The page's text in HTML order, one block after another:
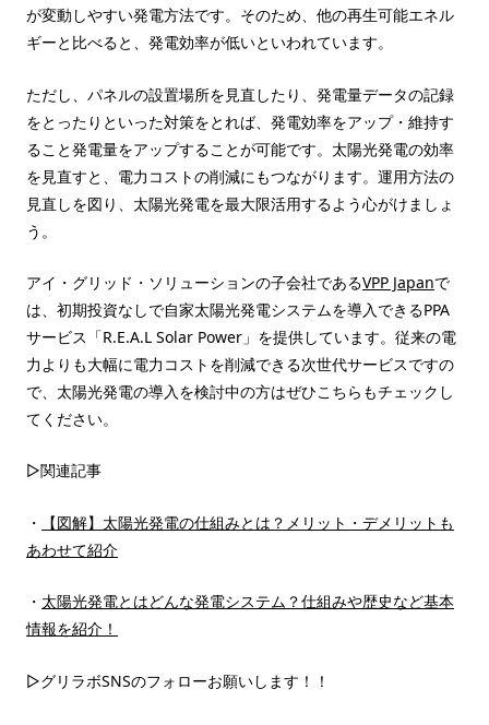
が変動しやすい発電方法です。そのため、他の再生可能エネル
ギーと比べると、発電効率が低いといわれています。
ただし、パネルの設置場所を見直したり、発電量データの記録
をとったりといった対策をとれば、発電効率をアップ・維持す
ること発電量をアップすることが可能です。太陽光発電の効率
を見直すと、電力コストの削減にもつながります。運用方法の
見直しを図り、太陽光発電を最大限活用するよう心がけましょ
う。
アイ・グリッド・ソリューションの子会社であるVPP Japanで
は、初期投資なしで自家太陽光発電システムを導入できるPPA
サービス「R.E.A.L Solar Power」を提供しています。従来の電
力よりも大幅に電力コストを削減できる次世代サービスですの
で、太陽光発電の導入を検討中の方はぜひこちらもチェックし
てください。
▷関連記事
・
【図解】太陽光発電の仕組みとは？メリット・デメリットも
あわせて紹介
・ 太陽光発電とはどんな発電システム？仕組みや歴史など基本
情報を紹介！
▷グリラボSNSのフォローお願いします！！